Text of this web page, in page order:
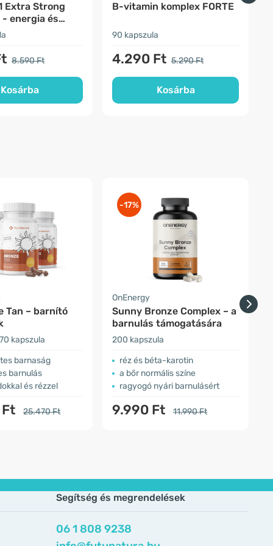
Extra Strong
energia és
8.590 Ft
Kosárba
B-vitamin komplex FORTE
90 kapszula
4.290 Ft 5.290 Ft
Kosárba
Tan – barnító
kapszula
barnaság
barnulás
és rézzel
25.470 Ft
-17%
OnEnergy
Sunny Bronze Complex – a
barnulás támogatására
200 kapszula
réz és béta-karotin
a bőr normális színe
ragyogó nyári barnulásért
9.990 Ft 11.990 Ft
Segítség és megrendelések
06 1 808 9238